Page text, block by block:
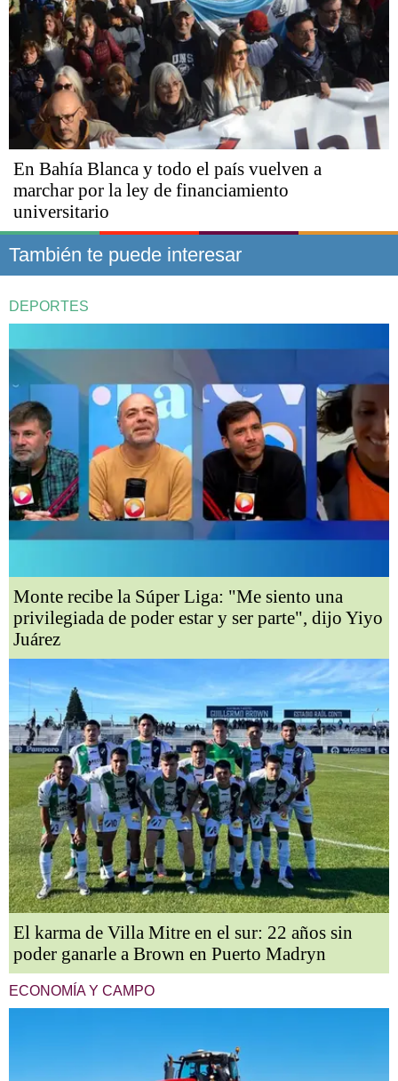
En Bahía Blanca y todo el país vuelven a
marchar por la ley de financiamiento
universitario
También te puede interesar
DEPORTES
Monte recibe la Súper Liga: "Me siento una
privilegiada de poder estar y ser parte", dijo Yiyo
Juárez
El karma de Villa Mitre en el sur: 22 años sin
poder ganarle a Brown en Puerto Madryn
ECONOMÍA Y CAMPO